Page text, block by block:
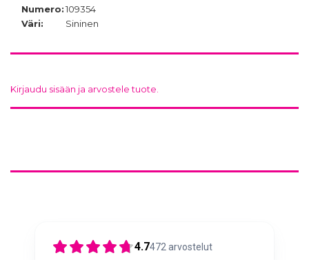
Numero:109354
Väri:
Sininen
Kirjaudu sisään ja arvostele tuote.
4.7472 arvostelut